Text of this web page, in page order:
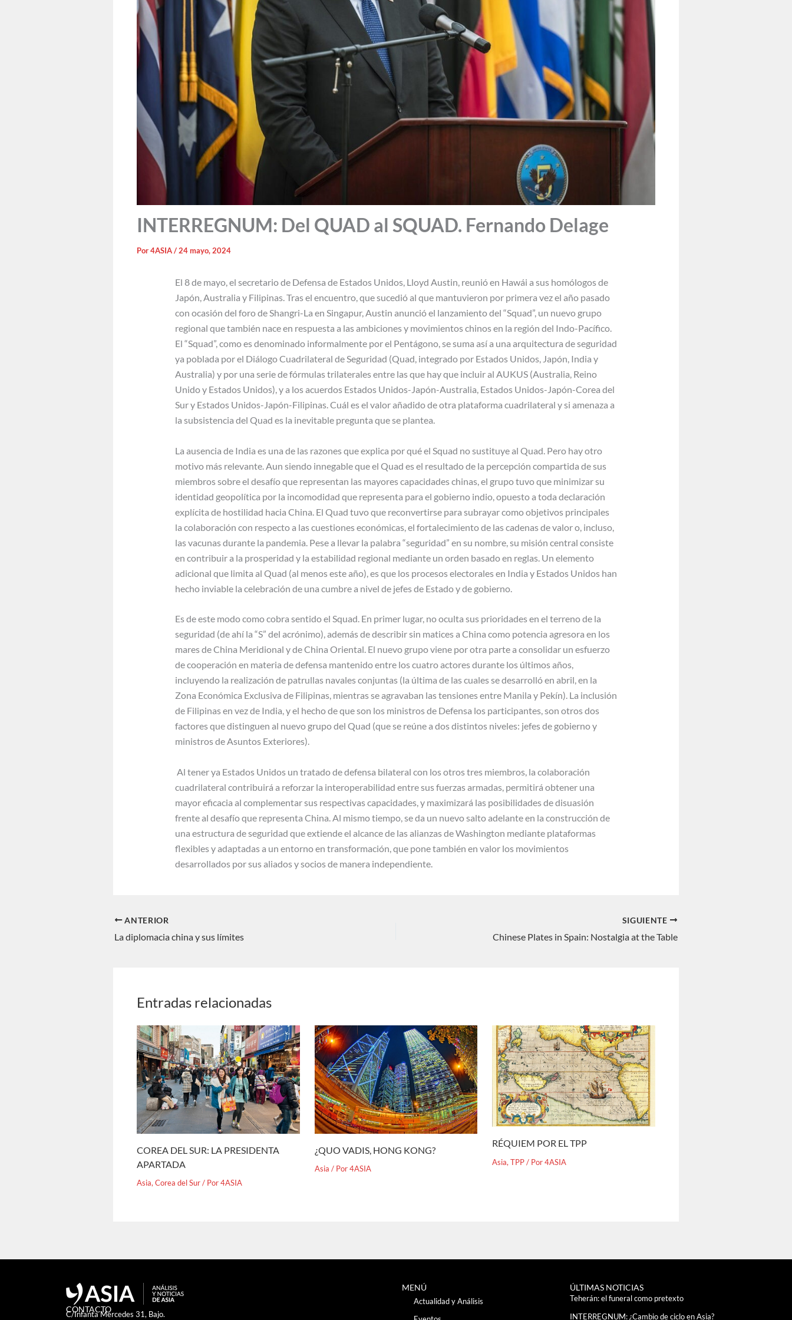
INTERREGNUM: Del QUAD al SQUAD. Fernando Delage
Por4ASIA/24 mayo, 2024
El 8 de mayo, el secretario de Defensa de Estados Unidos, Lloyd Austin, reunió en Hawái a sus homólogos de
Japón, Australia y Filipinas. Tras el encuentro, que sucedió al que mantuvieron por primera vez el año pasado
con ocasión del foro de Shangri-La en Singapur, Austin anunció el lanzamiento del “Squad”, un nuevo grupo
regional que también nace en respuesta a las ambiciones y movimientos chinos en la región del Indo-Pacífico.
El “Squad”, como es denominado informalmente por el Pentágono, se suma así a una arquitectura de seguridad
ya poblada por el Diálogo Cuadrilateral de Seguridad (Quad, integrado por Estados Unidos, Japón, India y
Australia) y por una serie de fórmulas trilaterales entre las que hay que incluir al AUKUS (Australia, Reino
Unido y Estados Unidos), y a los acuerdos Estados Unidos-Japón-Australia, Estados Unidos-Japón-Corea del
Sur y Estados Unidos-Japón-Filipinas. Cuál es el valor añadido de otra plataforma cuadrilateral y si amenaza a
la subsistencia del Quad es la inevitable pregunta que se plantea.
La ausencia de India es una de las razones que explica por qué el Squad no sustituye al Quad. Pero hay otro
motivo más relevante. Aun siendo innegable que el Quad es el resultado de la percepción compartida de sus
miembros sobre el desafío que representan las mayores capacidades chinas, el grupo tuvo que minimizar su
identidad geopolítica por la incomodidad que representa para el gobierno indio, opuesto a toda declaración
explícita de hostilidad hacia China. El Quad tuvo que reconvertirse para subrayar como objetivos principales
la colaboración con respecto a las cuestiones económicas, el fortalecimiento de las cadenas de valor o, incluso,
las vacunas durante la pandemia. Pese a llevar la palabra “seguridad” en su nombre, su misión central consiste
en contribuir a la prosperidad y la estabilidad regional mediante un orden basado en reglas. Un elemento
adicional que limita al Quad (al menos este año), es que los procesos electorales en India y Estados Unidos han
hecho inviable la celebración de una cumbre a nivel de jefes de Estado y de gobierno.
Es de este modo como cobra sentido el Squad. En primer lugar, no oculta sus prioridades en el terreno de la
seguridad (de ahí la “S” del acrónimo), además de describir sin matices a China como potencia agresora en los
mares de China Meridional y de China Oriental. El nuevo grupo viene por otra parte a consolidar un esfuerzo
de cooperación en materia de defensa mantenido entre los cuatro actores durante los últimos años,
incluyendo la realización de patrullas navales conjuntas (la última de las cuales se desarrolló en abril, en la
Zona Económica Exclusiva de Filipinas, mientras se agravaban las tensiones entre Manila y Pekín). La inclusión
de Filipinas en vez de India, y el hecho de que son los ministros de Defensa los participantes, son otros dos
factores que distinguen al nuevo grupo del Quad (que se reúne a dos distintos niveles: jefes de gobierno y
ministros de Asuntos Exteriores).
Al tener ya Estados Unidos un tratado de defensa bilateral con los otros tres miembros, la colaboración
cuadrilateral contribuirá a reforzar la interoperabilidad entre sus fuerzas armadas, permitirá obtener una
mayor eficacia al complementar sus respectivas capacidades, y maximizará las posibilidades de disuasión
frente al desafío que representa China. Al mismo tiempo, se da un nuevo salto adelante en la construcción de
una estructura de seguridad que extiende el alcance de las alianzas de Washington mediante plataformas
flexibles y adaptadas a un entorno en transformación, que pone también en valor los movimientos
desarrollados por sus aliados y socios de manera independiente.
ANTERIOR
La diplomacia china y sus límites
SIGUIENTE
Chinese Plates in Spain: Nostalgia at the Table
Entradas relacionadas
COREA DEL SUR: LA PRESIDENTA
APARTADA
Asia,Corea del Sur/ Por4ASIA
¿QUO VADIS, HONG KONG?
Asia / Por4ASIA
RÉQUIEM POR EL TPP
Asia,TPP/ Por4ASIA
CONTACTO
C/Infanta Mercedes 31, Bajo.
MENÚ
Actualidad y Análisis
ÚLTIMAS NOTICIAS
Teherán: el funeral como pretexto
INTERREGNUM: ¿Cambio de ciclo en Asia?